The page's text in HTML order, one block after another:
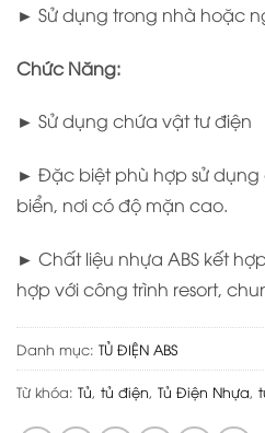
► Sử dụng trong nhà hoặc
Chức Năng:
► Sử dụng chứa vật tư điện
► Đặc biệt phù hợp sử
biển, nơi có độ mặn cao.
► Chất liệu nhựa ABS kết
hợp với công trình resort,
Danh mục: TỦ ĐIỆN ABS
Từ khóa: Tủ, tủ điện, Tủ Điện Nhựa,